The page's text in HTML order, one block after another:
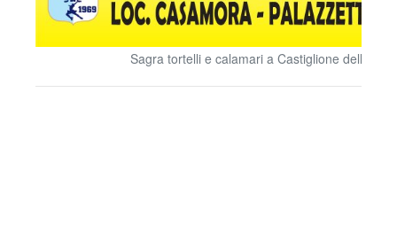
Sagra tortelli e calamari a Castiglione della